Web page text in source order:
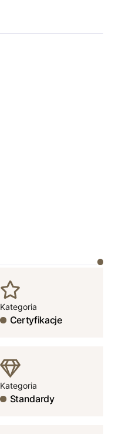
Kategoria
Certyfikacje
Kategoria
Standardy